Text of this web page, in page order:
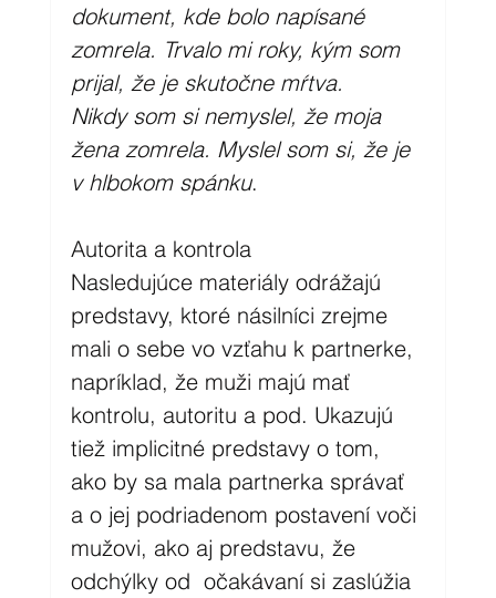
dokument, kde bolo napísané
zomrela. Trvalo mi roky, kým som
prijal, že je skutočne mŕtva.
Nikdy som si nemyslel, že moja
žena zomrela. Myslel som si, že je
v hlbokom spánku.
Autorita a kontrola
Nasledujúce materiály odrážajú
predstavy, ktoré násilníci zrejme
mali o sebe vo vzťahu k partnerke,
napríklad, že muži majú mať
kontrolu, autoritu a pod. Ukazujú
tiež implicitné predstavy o tom,
ako by sa mala partnerka správať
a o jej podriadenom postavení voči
mužovi, ako aj predstavu, že
odchýlky od  očakávaní si zaslúžia